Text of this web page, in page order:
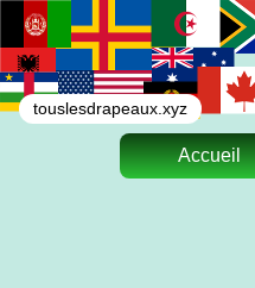
touslesdrapeaux.xyz
Accueil